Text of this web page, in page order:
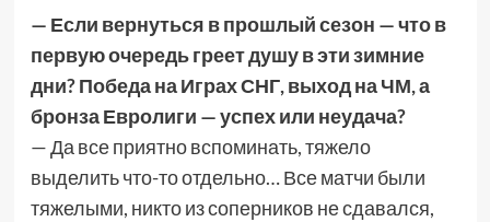
— Если вернуться в прошлый сезон — что в
первую очередь греет душу в эти зимние
дни? Победа на Играх СНГ, выход на ЧМ, а
бронза Евролиги — успех или неудача?
— Да все приятно вспоминать, тяжело
выделить что-то отдельно… Все матчи были
тяжелыми, никто из соперников не сдавался,